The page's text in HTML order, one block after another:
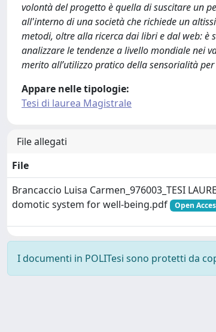
volontà del progetto è quella di suscitare un
all'interno di una società che richiede un
metodi, oltre alla ricerca dai libri e dal web: è
analizzare le tendenze a livello mondiale nei
merito all’utilizzo pratico della sensorialità
Appare nelle tipologie:
Tesi di laurea Magistrale
File allegati
File
Brancaccio Luisa Carmen_976003_TESI
domotic system for well-being.pdf
Open
I documenti in POLITesi sono protetti da